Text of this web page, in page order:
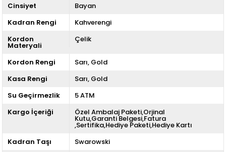
Cinsiyet
Bayan
Kadran Rengi
Kahverengi
Kordon
Materyali
Çelik
Kordon Rengi Sarı Gold
Kasa Rengi
Sarı Gold
Su Geçirmezlik
5 ATM
Kargo İçeriği
Özel Ambalaj Paketi,Orjinal
Kutu,Garanti Belgesi,Fatura
,Sertifika,Hediye Paketi,Hediye Kartı
Kadran Taşı
Swarowski